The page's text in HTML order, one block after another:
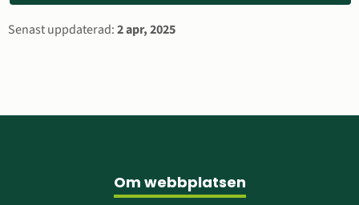
nytt
Sidinformation
Senast uppdaterad:2 apr, 2025
Om webbplatsen